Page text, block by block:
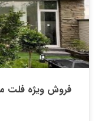
فروش ویژه فلت